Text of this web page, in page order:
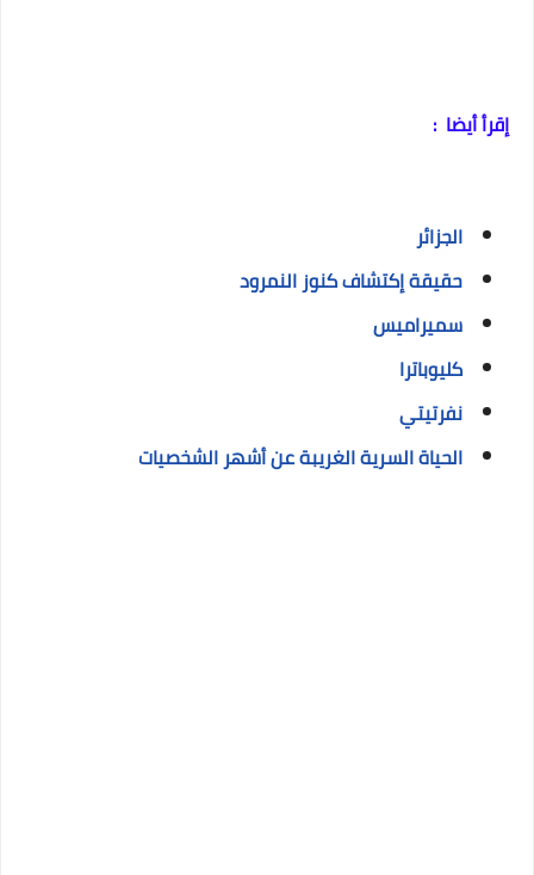
إقرأ أيضا :
الجزائر
حقيقة إكتشاف كنوز النمرود
سميراميس
كليوباترا
نفرتيتي
الحياة السرية الغريبة عن أشهر الشخصيات